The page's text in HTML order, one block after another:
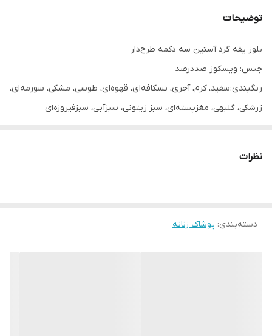
توضیحات
بلوز یقه گرد آستین سه دکمه‌ طرح‌دار
جنس: ویسکوز صددرصد
رنگبندی:سفید، کرم، آجری، نسکافه‌ای، قهوه‌ای، طوسی، مشکی، سورمه‌ای،
زرشکی، گلبهی، مغزپسته‌ای، سبز زیتونی، سبزآبی، سبزفیروزه‌ای
هر سه تا دکمه‌ی این کار تو قسمت مچه (دکمه نما)
نظرات
دسته‌بندی: پوشاک زنانه